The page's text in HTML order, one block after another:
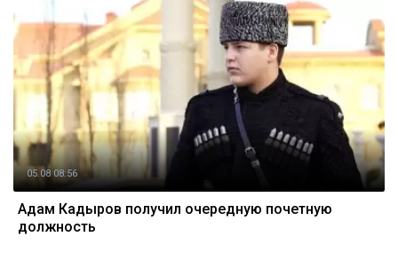
05.08 08:56
Адам Кадыров получил очередную почетную
должность